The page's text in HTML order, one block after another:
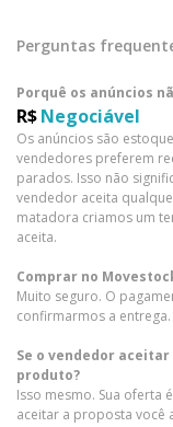
Perguntas
Porquê os anúncios
R$Negociável
Os anúncios são
vendedores preferem
parados. Isso não
vendedor aceita
matadora criamos um
aceita.
Comprar no
Muito seguro. O
confirmarmos a entrega.
Se o vendedor
produto?
Isso mesmo. Sua oferta
aceitar a proposta